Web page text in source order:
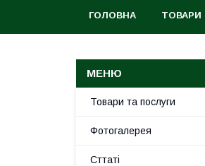
ГОЛОВНА ТОВАРИ
Товари та послуги
Фотогалерея
Сттаті